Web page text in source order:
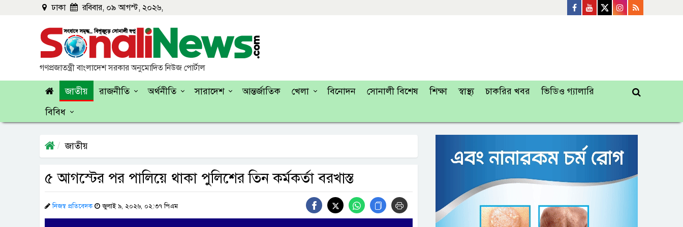
ঢাকা রবিবার, ০৯ আগস্ট, ২০২৬,
গণপ্রজাতন্ত্রী বাংলাদেশ সরকার অনুমোদিত নিউজ পোর্টাল
জাতীয় রাজনীতি অর্থনীতি সারাদেশ আন্তর্জাতিক খেলা বিনোদন সোনালী বিশেষ শিক্ষা স্বাস্থ্য চাকরির খবর
ভিডিও গ্যালারি
বিবিধ
জাতীয়
৫ আগস্টের পর পালিয়ে থাকা পুলিশের তিন কর্মকর্তা বরখাস্ত
নিজস্ব প্রতিবেদক জুলাই ৯, ২০২৬, ০২:৩৭ পিএম